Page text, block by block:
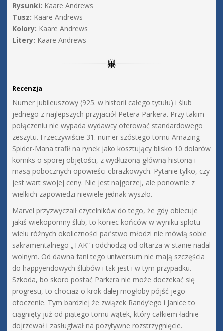
Rysunki: Kaare Andrews
Tusz: Kaare Andrews
Kolory: Kaare Andrews
Litery: Kaare Andrews
Recenzja
Numer jubileuszowy (925. w historii całego tytułu) i ślub
jednego z najlepszych przyjaciół Petera Parkera. Przy takim
połączeniu nie wypada wydawcy oferować standardowego
zeszytu. I rzeczywiście 31. numer szóstego tomu Amazing
Spider-Mana trafił na rynek jako kosztujący blisko 10 dolarów
komiks o sporej objętości, z wydłużoną główną historią i
masą pobocznych opowieści obrazkowych. Pytanie tylko, czy
jest wart swojej ceny. Nie jest najgorzej, ale ponownie z
wielkich zapowiedzi niewiele jednak wyszło.
Marvel przyzwyczaił czytelników do tego, że gdy obiecuje
jakiś wiekopomny ślub, to koniec końców w wyniku splotu
wielu różnych okoliczności państwo młodzi nie mówią sobie
sakramentalnego „TAK” i odchodzą od ołtarza w stanie nadal
wolnym. Od dawna fani tego uniwersum nie mają szczęścia
do happyendowych ślubów i tak jest i w tym przypadku.
Szkoda, bo skoro postać Parkera nie może doczekać się
progresu, to chociaż o krok dalej mogłoby pójść jego
otoczenie. Tym bardziej że związek Randy’ego i Janice to
ciągnięty już od piątego tomu wątek, który całkiem ładnie
dojrzewał i zasługiwał na pozytywne rozstrzygnięcie.